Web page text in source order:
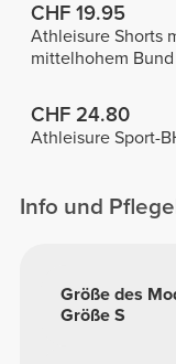
CHF 19.95
Athleisure Shorts
mittelhohem Bund
CHF 24.80
Athleisure Sport-
Info und
Größe des
Größe S